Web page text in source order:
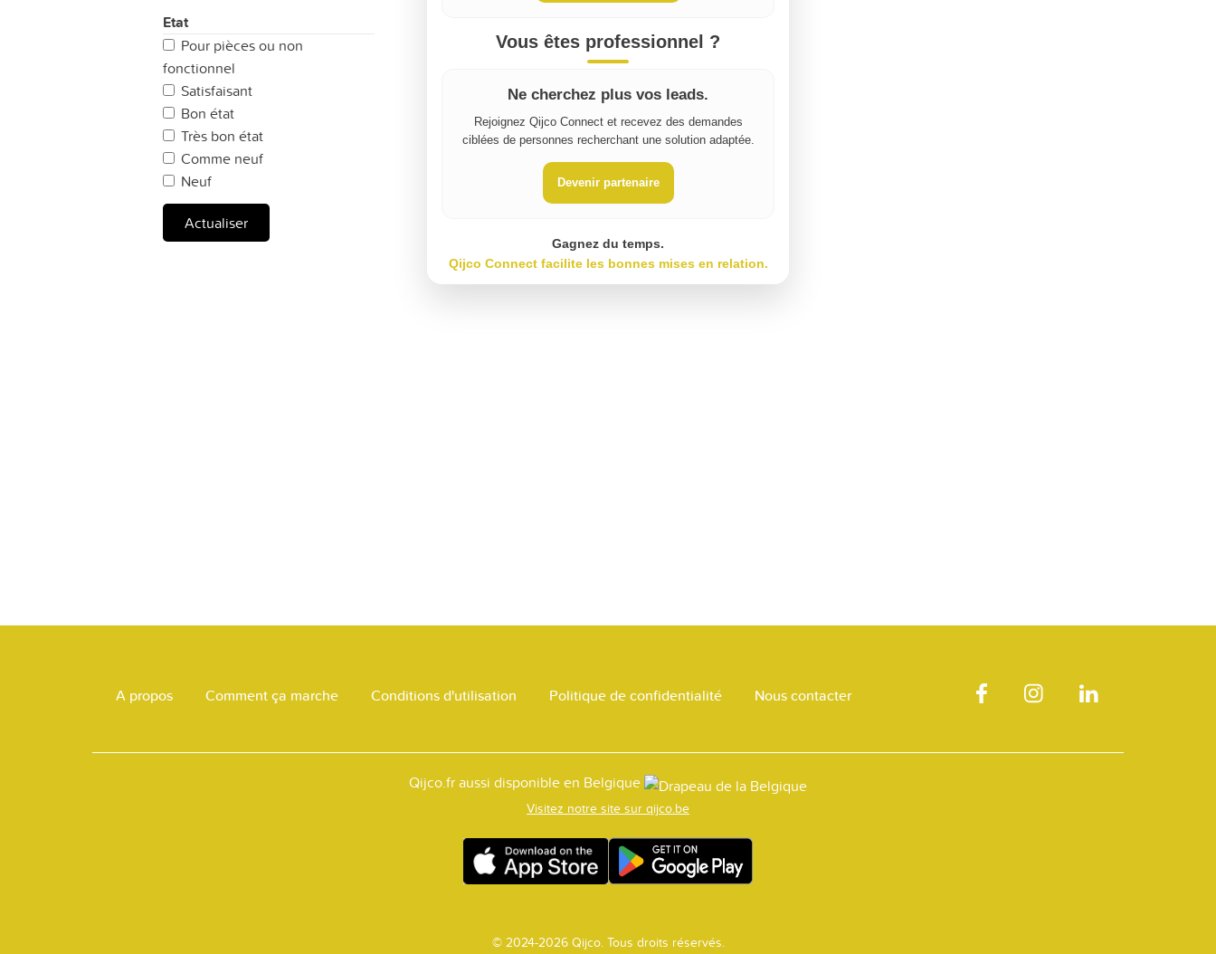
Etat
Pour pièces ou non
fonctionnel
Satisfaisant
Bon état
Très bon état
Comme neuf
Neuf
Actualiser
A propos Comment ça marche Conditions d'utilisation Politique de confidentialité Nous contacter
Qijco.fr aussi disponible en Belgique
Visitez notre site sur qijco.be
© 2024-2026 Qijco. Tous droits réservés.
Vous êtes professionnel ?
Ne cherchez plus vos leads.
Rejoignez Qijco Connect et recevez des demandes
ciblées de personnes recherchant une solution adaptée.
Devenir partenaire
Gagnez du temps.
Qijco Connect facilite les bonnes mises en relation.